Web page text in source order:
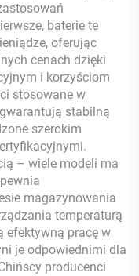
baterie te
oferując
cenach dzięki
i korzyściom
stosowane w
stabilną
szerokim
– wiele modeli ma
magazynowania
temperaturą
efektywną pracę w
je odpowiednimi dla
producenci